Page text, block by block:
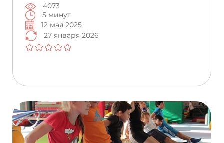
4073
5 минут
12 мая 2025
27 января 2026